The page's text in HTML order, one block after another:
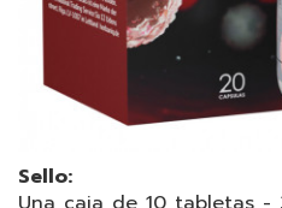
Sello: